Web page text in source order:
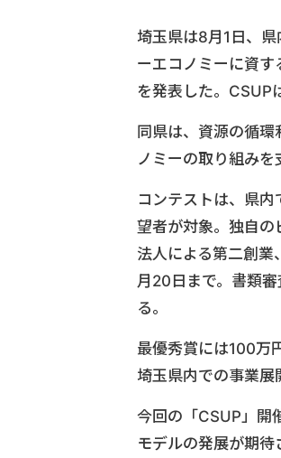
埼玉県は8月1日、
ーエコノミーに資
を発表した。
同県は、資源の循
ノミーの取り組みを
コンテストは、県
望者が対象。独自の
法人による第二創
月20日まで。書類
る。
最優秀賞には100万
埼玉県内での事業展
今回の「CSUP」開
モデルの発展が期待